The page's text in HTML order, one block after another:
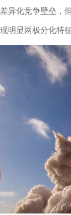
异化竞争壁垒，
明显两极分化特征